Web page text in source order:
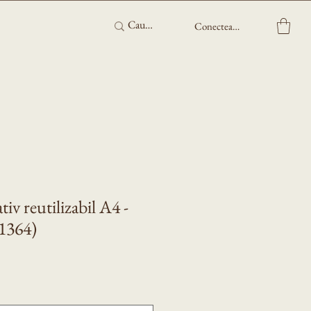
Conectează-te
reutilizabil A4 -